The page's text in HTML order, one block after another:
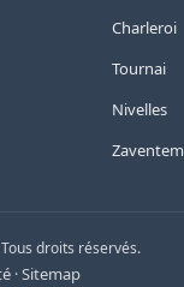
Charleroi
Tournai
Nivelles
Zaventem
droits réservés.
·Sitemap